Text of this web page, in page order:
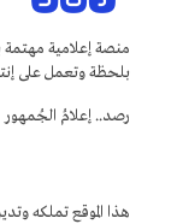
منصة إعلامية مهتمة
بلحظة وتعمل على
رصد.. إعلامُ الجُمهور
هذا الموقع تملكه